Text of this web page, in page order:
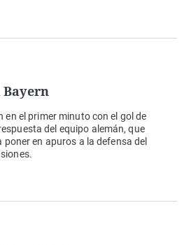
Bayern
en el primer minuto con el gol de
del equipo alemán, que
en apuros a la defensa del